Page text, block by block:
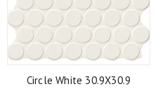
Circle White 30.9X30.9